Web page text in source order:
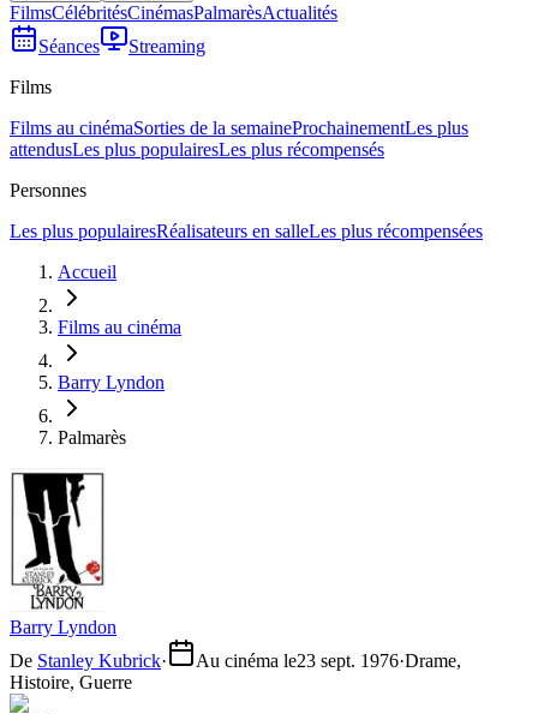
FilmsCélébritésCinémasPalmarèsActualités
Séances
Streaming
Films
Films au cinémaSorties de la semaineProchainementLes plus
attendusLes plus populairesLes plus récompensés
Personnes
Les plus populairesRéalisateurs en salleLes plus récompensées
Accueil
Films au cinéma
Barry Lyndon
Palmarès
Barry Lyndon
De Stanley Kubrick· Au cinéma le23 sept. 1976·Drame,
Histoire, Guerre